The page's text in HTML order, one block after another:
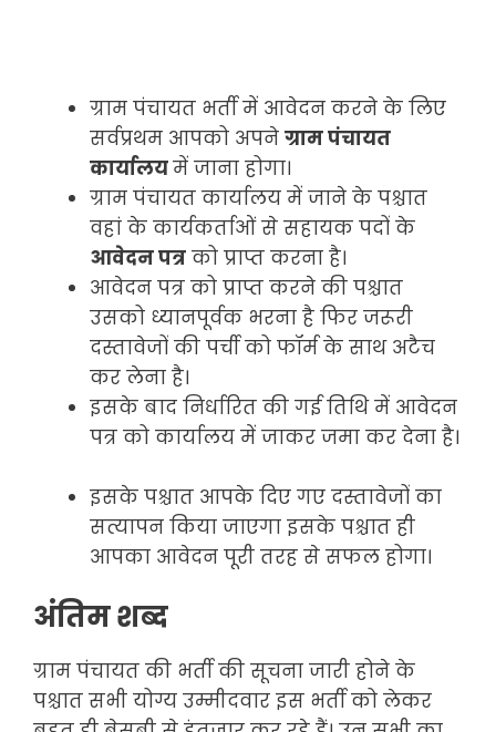
ग्राम पंचायत भर्ती में आवेदन करने के लिए
सर्वप्रथम आपको अपने ग्राम पंचायत
कार्यालयमें जाना होगा।
ग्राम पंचायत कार्यालय में जाने के पश्चात
वहां के कार्यकर्ताओं से सहायक पदों के
आवेदन पत्र को प्राप्त करना है।
आवेदन पत्र को प्राप्त करने की पश्चात
उसको ध्यानपूर्वक भरना है फिर जरूरी
दस्तावेजों की पर्ची को फॉर्म के साथ अटैच
कर लेना है।
इसके बाद निर्धारित की गई तिथि में आवेदन
पत्र को कार्यालय में जाकर जमा कर देना है।
इसके पश्चात आपके दिए गए दस्तावेजों का
सत्यापन किया जाएगा इसके पश्चात ही
आपका आवेदन पूरी तरह से सफल होगा।
अंतिम शब्द
ग्राम पंचायत की भर्ती की सूचना जारी होने के
पश्चात सभी योग्य उम्मीदवार इस भर्ती को लेकर